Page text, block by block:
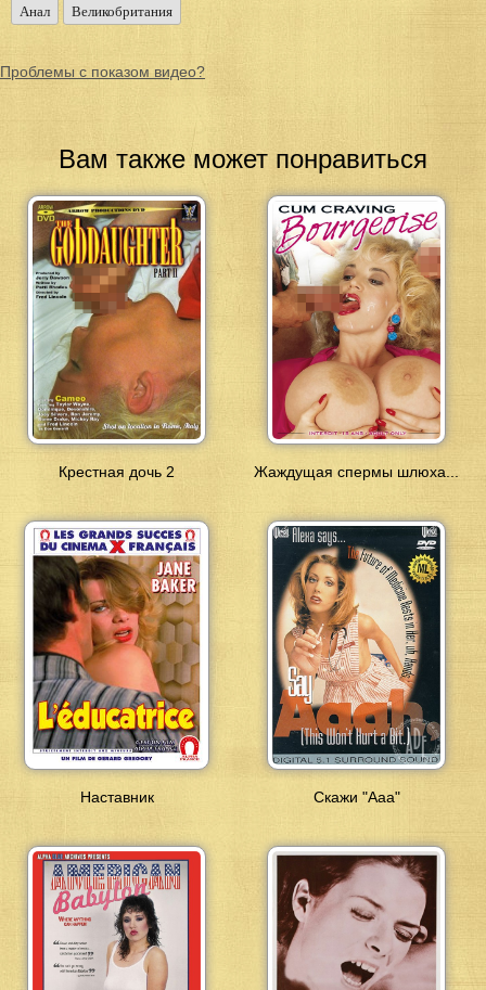
Анал
Великобритания
Проблемы с показом видео?
Вам также может понравиться
Крестная дочь 2 Жаждущая спермы шлюха...
Наставник Скажи "Ааа"